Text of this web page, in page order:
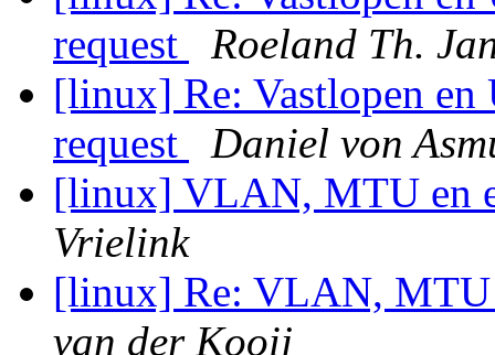
request
Roeland Th.
[linux] Re: Vastlopen en
request
Daniel von
[linux] VLAN, MTU en
Vrielink
[linux] Re: VLAN, MTU
van der Kooij